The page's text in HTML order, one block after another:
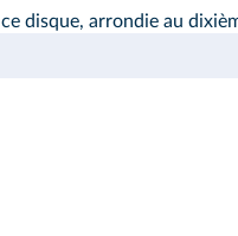
disque, arrondie au